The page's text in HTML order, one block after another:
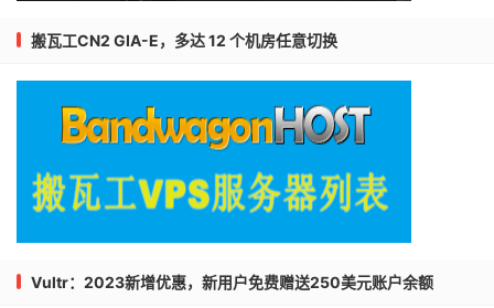
搬瓦工CN2 GIA-E，多达 12 个机房任意切换
Vultr：2023新增优惠，新用户免费赠送250美元账户余额